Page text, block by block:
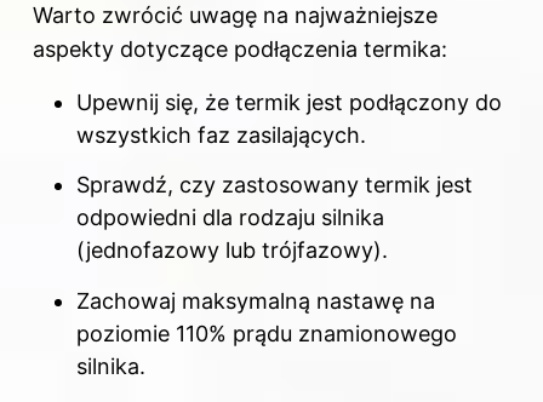
Warto zwrócić uwagę na najważniejsze
aspekty dotyczące podłączenia termika:
Upewnij się, że termik jest podłączony do
wszystkich faz zasilających.
Sprawdź, czy zastosowany termik jest
odpowiedni dla rodzaju silnika
(jednofazowy lub trójfazowy).
Zachowaj maksymalną nastawę na
poziomie 110% prądu znamionowego
silnika.